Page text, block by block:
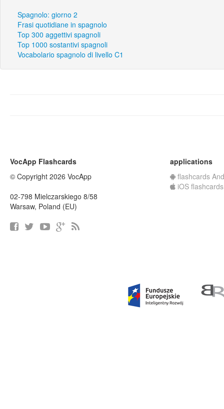
Spagnolo: giorno 2
Frasi quotidiane in spagnolo
Top 300 aggettivi spagnoli
Top 1000 sostantivi spagnoli
Vocabolario spagnolo di livello C1
VocApp Flashcards
© Copyright 2026 VocApp
02-798 Mielczarskiego 8/58
Warsaw, Poland (EU)
applications
flashcards
iOS flashcards